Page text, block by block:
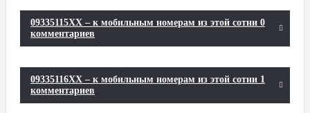
09335115XX – к мобильным номерам из этой сотни 0
комментариев
09335116XX – к мобильным номерам из этой сотни 1
комментариев